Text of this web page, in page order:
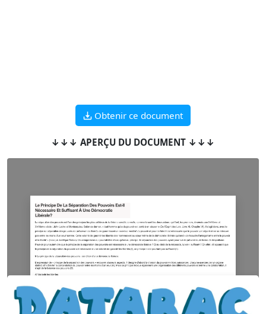
Obtenir ce document
↓↓↓ APERÇU DU DOCUMENT ↓↓↓